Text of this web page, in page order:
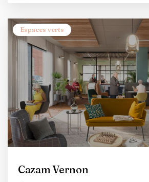
Espaces verts
Cazam Vernon